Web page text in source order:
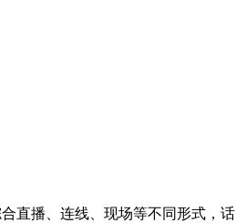
直播、连线、现场等不同形式，话